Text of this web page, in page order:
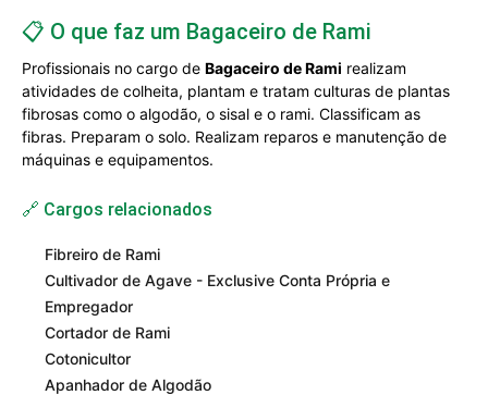
📋 O que faz um Bagaceiro de Rami
Profissionais no cargo de Bagaceiro de Rami realizam
atividades de colheita, plantam e tratam culturas de plantas
fibrosas como o algodão, o sisal e o rami. Classificam as
fibras. Preparam o solo. Realizam reparos e manutenção de
máquinas e equipamentos.
🔗 Cargos relacionados
Fibreiro de Rami
Cultivador de Agave - Exclusive Conta Própria e
Empregador
Cortador de Rami
Cotonicultor
Apanhador de Algodão